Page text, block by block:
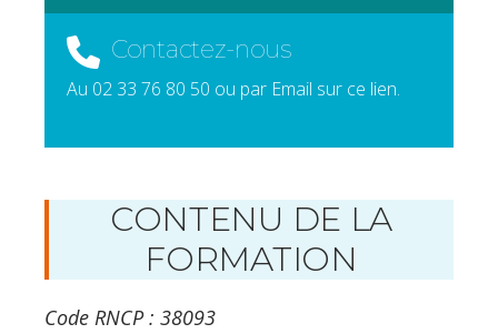
Contactez-nous
Au 02 33 76 80 50 ou par Email sur ce lien.
CONTENU DE LA
FORMATION
Code RNCP : 38093